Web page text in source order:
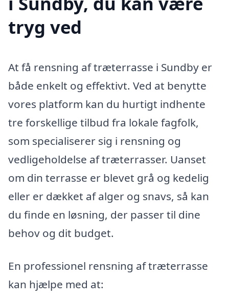
tryg ved
At få rensning af træterrasse i Sundby er
både enkelt og effektivt. Ved at benytte
vores platform kan du hurtigt indhente
tre forskellige tilbud fra lokale fagfolk,
som specialiserer sig i rensning og
vedligeholdelse af træterrasser. Uanset
om din terrasse er blevet grå og kedelig
eller er dækket af alger og snavs, så kan
du finde en løsning, der passer til dine
behov og dit budget.
En professionel rensning af træterrasse
kan hjælpe med at: